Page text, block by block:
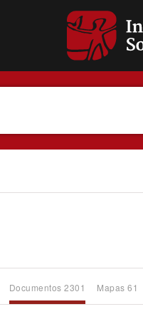
Documentos 2301 Mapas 61